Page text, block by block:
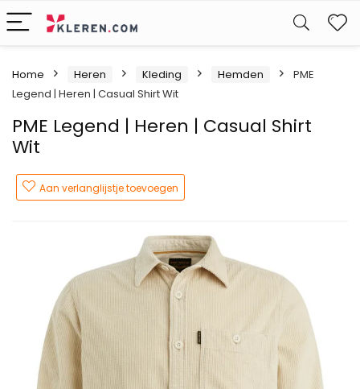
Home Heren Kleding Hemden
PME
Legend | Heren | Casual Shirt Wit
PME Legend | Heren | Casual Shirt
Wit
Aan verlanglijstje toevoegen